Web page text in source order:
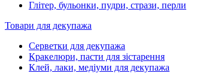
Глітер, бульонки, пудри, стрази, перли
Товари для декупажа
Серветки для декупажа
Кракелюри, пасти для зістарення
Клей, лаки, медіуми для декупажа